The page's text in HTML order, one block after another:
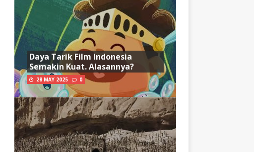
Daya Tarik Film Indonesia
Semakin Kuat. Alasannya?
28 MAY 2025 0